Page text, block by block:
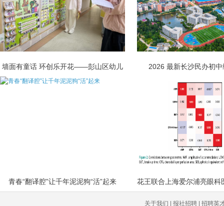
墙面有童话 环创乐开花——彭山区幼儿 2026 最新长沙民办初
青春“翻译腔”让千年泥泥狗“活”起来
关于我们 | 报社招聘 | 招聘英